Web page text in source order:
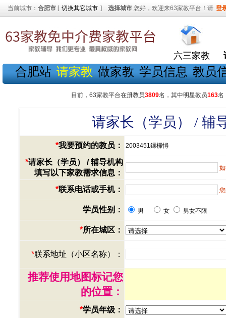
当前城市： 合肥市 [ 切换其它城市 ] 选择城市 您好，欢迎来63家教平台！请 登
六三家教
合肥站 请家教 做家教 学员信息 教员
目前，63家教平台在册教员3809名，其中明星教员163名
请家长（学员） / 辅
*我要预约的教员： 2003451鏁欏憳
*请家长（学员） / 辅导机构
填写以下家教需求信息：
*联系电话或手机：
学员性别： 男 女 男女不限
*所在城区：
*联系地址（小区名称）：
推荐使用地图标记您
的位置：
*学员年级：